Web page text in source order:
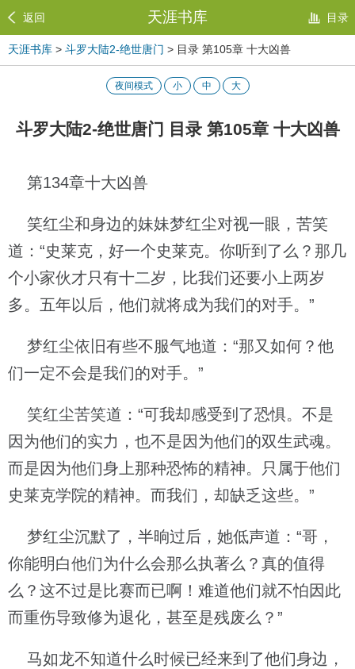
返回 天涯书库 目录
天涯书库 > 斗罗大陆2-绝世唐门 > 目录 第105章 十大凶兽
夜间模式 小 中 大
斗罗大陆2-绝世唐门 目录 第105章 十大凶兽
第134章十大凶兽
笑红尘和身边的妹妹梦红尘对视一眼，苦笑
道：“史莱克，好一个史莱克。你听到了么？那几
个小家伙才只有十二岁，比我们还要小上两岁
多。五年以后，他们就将成为我们的对手。”
梦红尘依旧有些不服气地道：“那又如何？他
们一定不会是我们的对手。”
笑红尘苦笑道：“可我却感受到了恐惧。不是
因为他们的实力，也不是因为他们的双生武魂。
而是因为他们身上那种恐怖的精神。只属于他们
史莱克学院的精神。而我们，却缺乏这些。”
梦红尘沉默了，半晌过后，她低声道：“哥，
你能明白他们为什么会那么执著么？真的值得
么？这不过是比赛而已啊！难道他们就不怕因此
而重伤导致修为退化，甚至是残废么？”
马如龙不知道什么时候已经来到了他们身边，